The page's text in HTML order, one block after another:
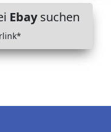
Ebaysuchen